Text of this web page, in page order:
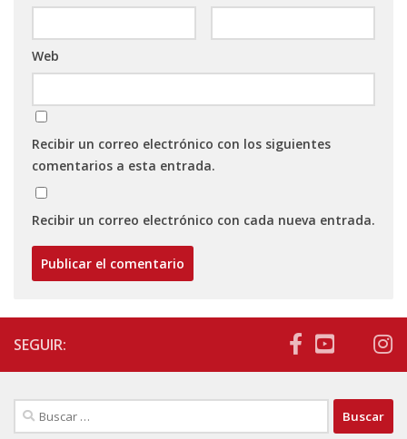
Web
Recibir un correo electrónico con los siguientes
comentarios a esta entrada.
Recibir un correo electrónico con cada nueva entrada.
SEGUIR:
Buscar: